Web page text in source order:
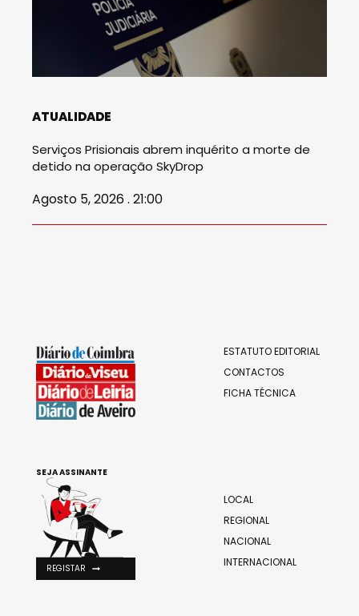
ATUALIDADE
Serviços Prisionais abrem inquérito a morte de
detido na operação SkyDrop
Agosto 5, 2026 . 21:00
ESTATUTO EDITORIAL
CONTACTOS
FICHA TÉCNICA
LOCAL
REGIONAL
NACIONAL
INTERNACIONAL
SEJA ASSINANTE
REGISTAR